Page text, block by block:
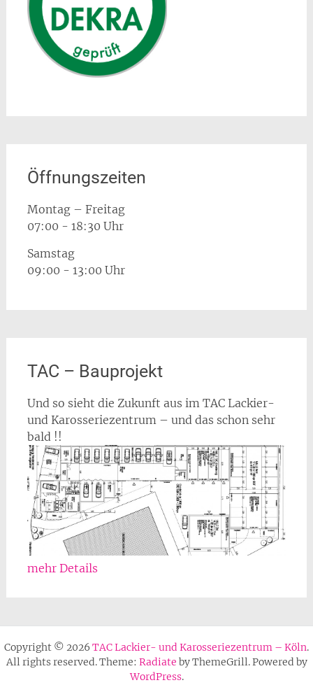
Öffnungszeiten
Montag – Freitag
07:00 - 18:30 Uhr
Samstag
09:00 - 13:00 Uhr
TAC – Bauprojekt
Und so sieht die Zukunft aus im TAC Lackier-
und Karosseriezentrum – und das schon sehr
bald !!
mehr Details
Copyright © 2026 TAC Lackier- und Karosseriezentrum – Köln.
All rights reserved. Theme: Radiate by ThemeGrill. Powered by
WordPress.